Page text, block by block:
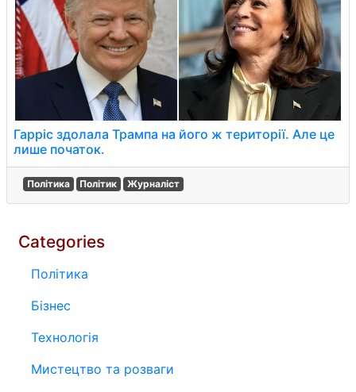
Гарріс здолала Трампа на його ж території. Але це
лише початок.
Політика Політик Журналіст
Categories
Політика
Бізнес
Технологія
Мистецтво та розваги